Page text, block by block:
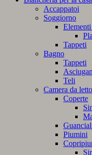
Accappatoi
Soggiorno
Tappeti
Bagno
Tappeti
Teli
Camera da letto
Coperte
Piumini